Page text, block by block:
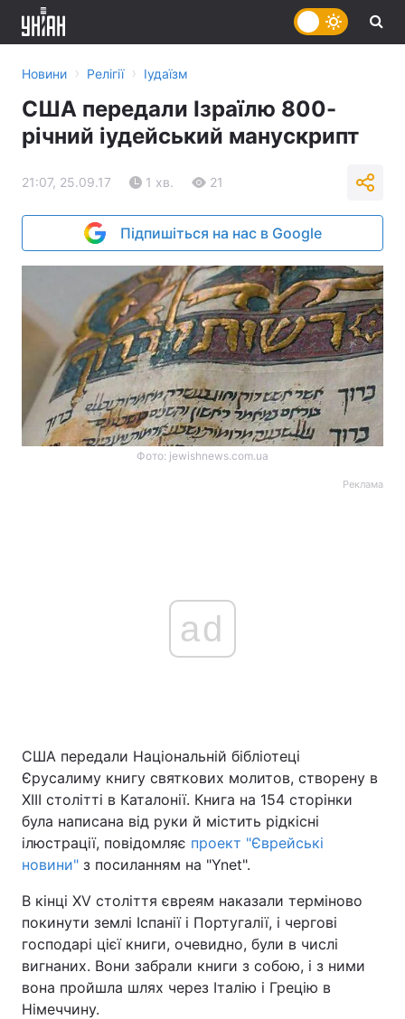
Україна Політика
Економіка Світ
Спорт
Новини › Релігії › Іудаїзм
США передали Ізраїлю 800-
річний іудейський манускрипт
21:07, 25.09.17 1 хв. 21
Підпишіться на нас в Google
Фото: jewishnews.com.ua
Реклама
ad
США передали Національній бібліотеці
Єрусалиму книгу святкових молитов, створену в
XIII столітті в Каталонії. Книга на 154 сторінки
була написана від руки й містить рідкісні
ілюстрації, повідомляє проект "Єврейські
новини" з посиланням на "Ynet".
В кінці XV століття євреям наказали терміново
покинути землі Іспанії і Португалії, і чергові
господарі цієї книги, очевидно, були в числі
вигнаних. Вони забрали книги з собою, і з ними
вона пройшла шлях через Італію і Грецію в
Німеччину.